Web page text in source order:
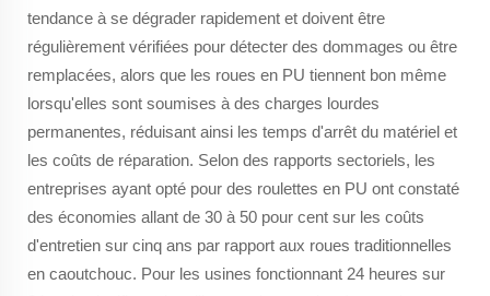
tendance à se dégrader rapidement et doivent être
régulièrement vérifiées pour détecter des dommages ou être
remplacées, alors que les roues en PU tiennent bon même
lorsqu'elles sont soumises à des charges lourdes
permanentes, réduisant ainsi les temps d'arrêt du matériel et
les coûts de réparation. Selon des rapports sectoriels, les
entreprises ayant opté pour des roulettes en PU ont constaté
des économies allant de 30 à 50 pour cent sur les coûts
d'entretien sur cinq ans par rapport aux roues traditionnelles
en caoutchouc. Pour les usines fonctionnant 24 heures sur